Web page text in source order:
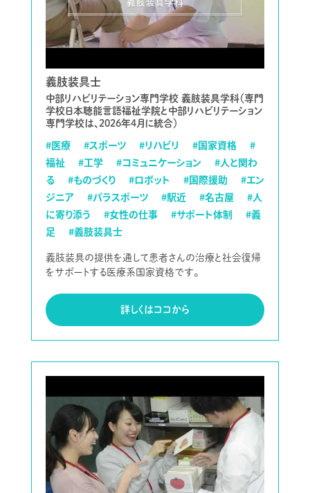
義肢装具士
中部リハビリテーション専門学校 義肢装具学科（専門
学校日本聴能言語福祉学院と中部リハビリテーション
専門学校は、2026年4月に統合）
#医療 #スポーツ #リハビリ #国家資格
#
福祉
#工学 #コミュニケーション
#人と関わ
る
#ものづくり #ロボット #国際援助
#エン
ジニア
#パラスポーツ #駅近 #名古屋
#人
に寄り添う
#女性の仕事 #サポート体制
#義
足
#義肢装具士
義肢装具の提供を通して患者さんの治療と社会復帰
をサポートする医療系国家資格です。
詳しくはココから